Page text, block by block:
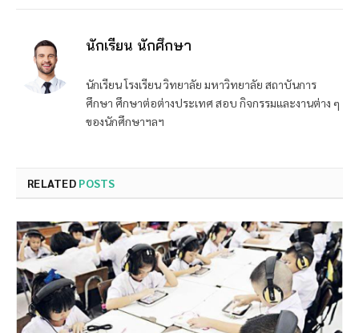
นักเรียน นักศึกษา
นักเรียน โรงเรียน วิทยาลัย มหาวิทยาลัย สถาบันการ
ศึกษา ศึกษาต่อต่างประเทศ สอบ กิจกรรมและงานต่าง ๆ
ของนักศึกษาฯลฯ
RELATED POSTS